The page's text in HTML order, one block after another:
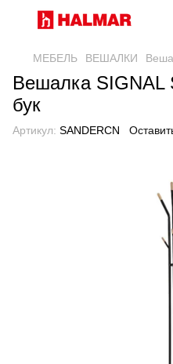
МЕБЕЛЬ ВЕШАЛКИ
Вешалка SIGNAL
бук
Артикул: SANDERCN